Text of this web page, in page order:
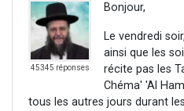
45345 réponses
Bonjour,
Le vendredi
ainsi que les
récite pas les
Chéma' 'Al
tous les autres jours durant